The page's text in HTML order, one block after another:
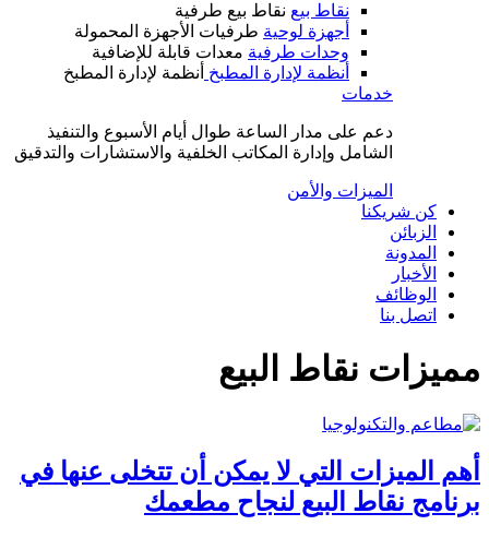
نقاط بيع نقاط بيع طرفية
أجهزة لوحية طرفيات الأجهزة المحمولة
وحدات طرفية معدات قابلة للإضافية
أنظمة لإدارة المطبخ أنظمة لإدارة المطبخ
خدمات
دعم على مدار الساعة طوال أيام الأسبوع والتنفيذ
الشامل وإدارة المكاتب الخلفية والاستشارات والتدقيق
الميزات والأمن
كن شريكنا
الزبائن
المدونة
الأخبار
الوظائف
اتصل بنا
مميزات نقاط البيع
أهم الميزات التي لا يمكن أن تتخلى عنها في
برنامج نقاط البيع لنجاح مطعمك